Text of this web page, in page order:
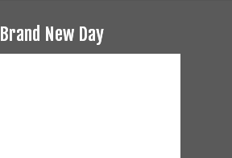
Brand New Day